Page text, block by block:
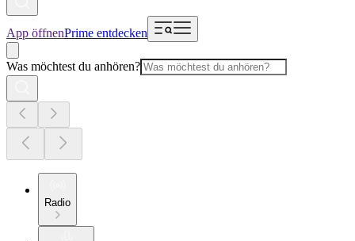
App öffnenPrime entdecken
Was möchtest du anhören?
Radio